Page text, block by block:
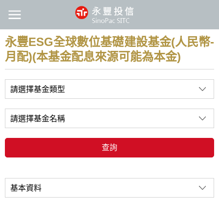
永豐ESG全球數位基礎建設基金(人民幣-
月配)(本基金配息來源可能為本金)
請選擇基金類型
請選擇基金名稱
查詢
基本資料